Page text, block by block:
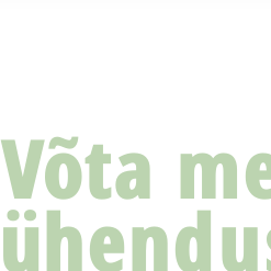
Võta